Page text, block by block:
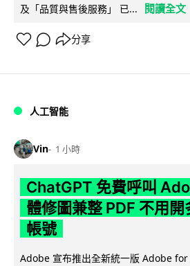
及「品質與售後服務」 已...
閱讀全文
分享
人工智能
Vin 1 小時
ChatGPT 免費呼叫
體修圖兼整 PDF 不用開
帳號
Adobe 宣布推出全新統一版 Adobe for